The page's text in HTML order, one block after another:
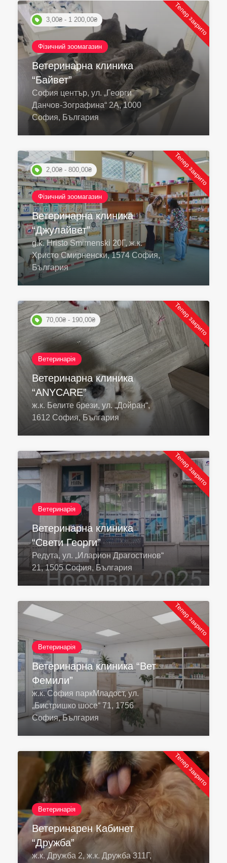
3,00₴ - 1 200,00₴ Тепер закрито
Фізичний зоомагазин
Ветеринарна клиника
“Байвет”
София център, ул. „Георги
Данчов-Зографина“ 2А, 1000
София, България
2,00₴ - 800,00₴ Тепер закрито
Фізичний зоомагазин
Ветеринарна клиника
“Джулайвет”
g.k. Hristo Smirnenski 20Г, ж.к.
Христо Смирненски, 1574 София,
България
70,00₴ - 190,00₴ Тепер закрито
Ветеринарія
Ветеринарна клиника
“ANYCARE”
ж.к. Белите брези, ул. „Дойран“,
1612 София, България
Тепер закрито
Ветеринарія
Ветеринарна клиника
“Свети Георги”
Редута, ул. „Иларион Драгостинов“
21, 1505 София, България
Тепер закрито
Ветеринарія
Ветеринарна клиника “Вет
Фемили”
ж.к. София паркМладост, ул.
„Бистришко шосе“ 71, 1756
София, България
Тепер закрито
Ветеринарія
Ветеринарен Кабинет
“Дружба”
ж.к. Дружба 2, ж.к. Дружба 311Г,